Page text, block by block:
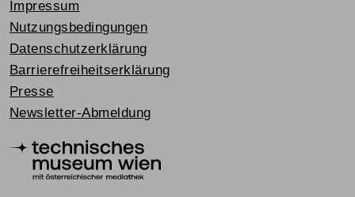
Impressum
Nutzungsbedingungen
Datenschutzerklärung
Barrierefreiheitserklärung
Presse
Newsletter-Abmeldung